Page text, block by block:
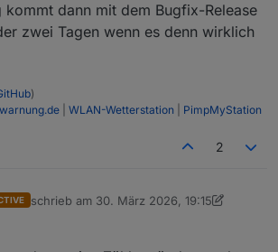
dann mit dem Bugfix-Release
zwei Tagen wenn es denn wirklich
)
WLAN-Wetterstation PimpMyStation
2
schrieb am 30. März 2026, 19:15
zuletzt editiert von Rushmed